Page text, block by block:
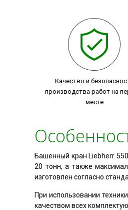
Качество и
производства работ на
месте
Башенный кран Liebherr
20 тонн, а также
изготовлен согласно
При использовании
качеством всех